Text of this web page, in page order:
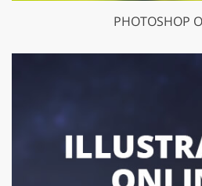
PHOTOSHOP